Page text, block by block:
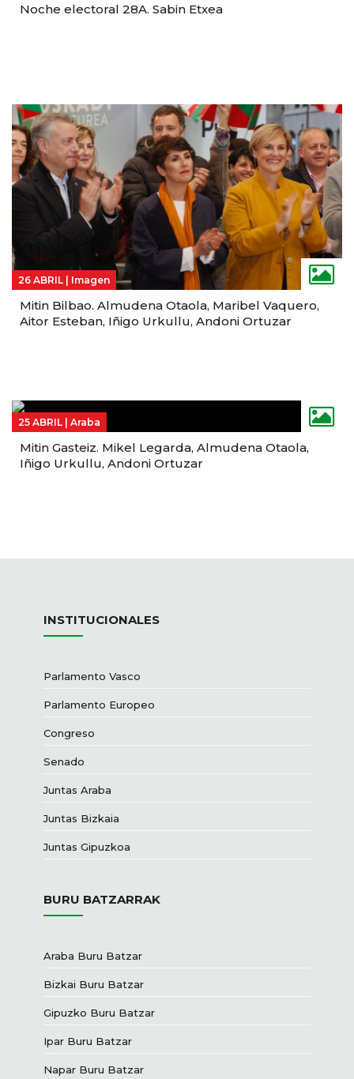
Noche electoral 28A. Sabin Etxea
26 ABRIL | Imagen
Mitin Bilbao. Almudena Otaola, Maribel Vaquero,
Aitor Esteban, Iñigo Urkullu, Andoni Ortuzar
25 ABRIL | Araba
Mitin Gasteiz. Mikel Legarda, Almudena Otaola,
Iñigo Urkullu, Andoni Ortuzar
INSTITUCIONALES
Parlamento Vasco
Parlamento Europeo
Congreso
Senado
Juntas Araba
Juntas Bizkaia
Juntas Gipuzkoa
BURU BATZARRAK
Araba Buru Batzar
Bizkai Buru Batzar
Gipuzko Buru Batzar
Ipar Buru Batzar
Napar Buru Batzar